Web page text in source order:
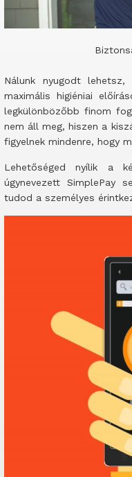
Nálunk nyugodt lehetsz,
maximális higiéniai
legkülönbözőbb finom
nem áll meg, hiszen a
figyelnek mindenre, hogy
Lehetőséged nyílik a
úgynevezett SimplePay
tudod a személyes